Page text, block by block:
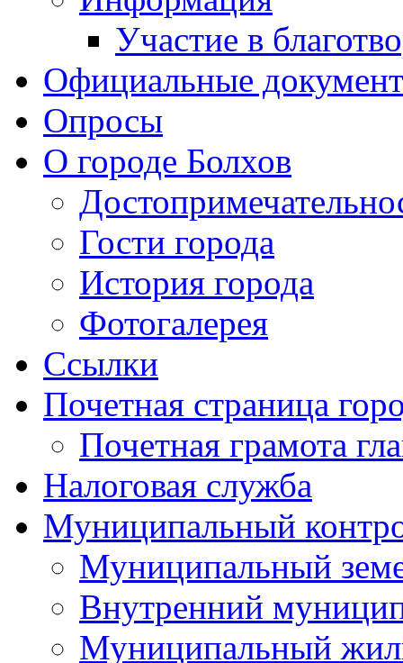
Участие в
Официальные
Опросы
О городе Болхов
Гости города
История города
Фотогалерея
Ссылки
Почетная страница
Почетная грамота
Налоговая служба
Муниципальный
Муниципальный
Внутренний
Муниципальный